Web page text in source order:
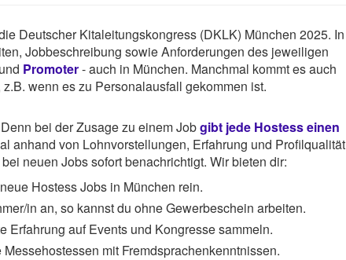
Deutscher Kitaleitungskongress (DKLK) München 2025. In
Jobbeschreibung sowie Anforderungen des jeweiligen
und Promoter- auch in München. Manchmal kommt es auch
wenn es zu Personalausfall gekommen ist.
bei der Zusage zu einem Jobgibt jede Hostess einen
anhand von Lohnvorstellungen, Erfahrung und Profilqualität
neuen Jobs sofort benachrichtigt. Wir bieten dir:
Hostess Jobs in München rein.
in an, so kannst du ohne Gewerbeschein arbeiten.
Erfahrung auf Events und Kongresse sammeln.
mit Fremdsprachenkenntnissen.